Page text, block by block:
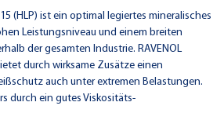
15 (HLP) ist ein optimal legiertes mineralisches
Leistungsniveau und einem breiten
der gesamten Industrie. RAVENOL
durch wirksame Zusätze einen
auch unter extremen Belastungen.
durch ein gutes Viskositäts-